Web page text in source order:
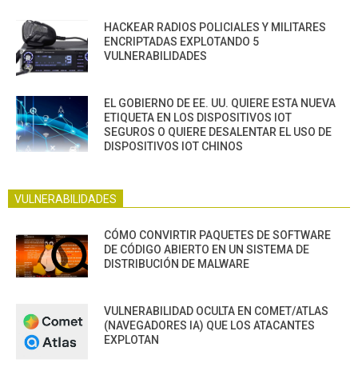
HACKEAR RADIOS POLICIALES Y MILITARES
ENCRIPTADAS EXPLOTANDO 5
VULNERABILIDADES
EL GOBIERNO DE EE. UU. QUIERE ESTA NUEVA
ETIQUETA EN LOS DISPOSITIVOS IOT
SEGUROS O QUIERE DESALENTAR EL USO DE
DISPOSITIVOS IOT CHINOS
VULNERABILIDADES
CÓMO CONVIRTIR PAQUETES DE SOFTWARE
DE CÓDIGO ABIERTO EN UN SISTEMA DE
DISTRIBUCIÓN DE MALWARE
VULNERABILIDAD OCULTA EN COMET/ATLAS
(NAVEGADORES IA) QUE LOS ATACANTES
EXPLOTAN